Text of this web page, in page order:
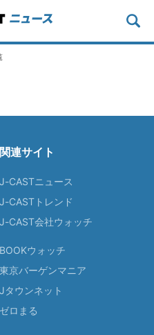
関連サイト
J-CASTニュース
J-CASTトレンド
J-CAST会社ウォッチ
BOOKウォッチ
東京バーゲンマニア
Jタウンネット
ゼロまる